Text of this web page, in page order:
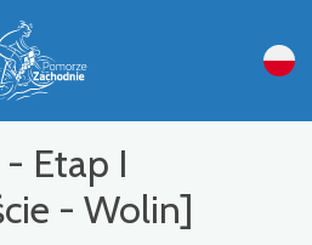
Etap I
- Wolin]